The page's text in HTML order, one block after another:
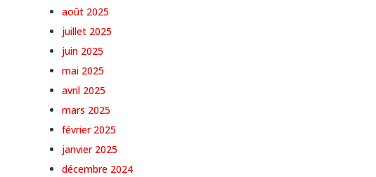
août 2025
juillet 2025
juin 2025
mai 2025
avril 2025
mars 2025
février 2025
janvier 2025
décembre 2024